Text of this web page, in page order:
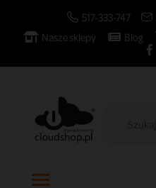
517-333-747
Nasze sklepy
Blog